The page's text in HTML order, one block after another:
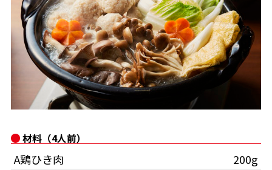
ヤマキ『めんつゆ』 ヤマキ 割烹白だし
旨さ、別格。だし屋の鍋 韓福善シリーズ
主食レシピ
主菜レシピ
汁物レシピ
だしの取り方
かつお節の削り方
かつお節・だしをもっと知る
キャンペーン一覧
企業・採用情報
企業情報
- 百年対話
採用情報
お問い合わせ
ヤマキお客様相談室
オンラインショップ
Global
材料（4人前）
A鶏ひき肉
200g